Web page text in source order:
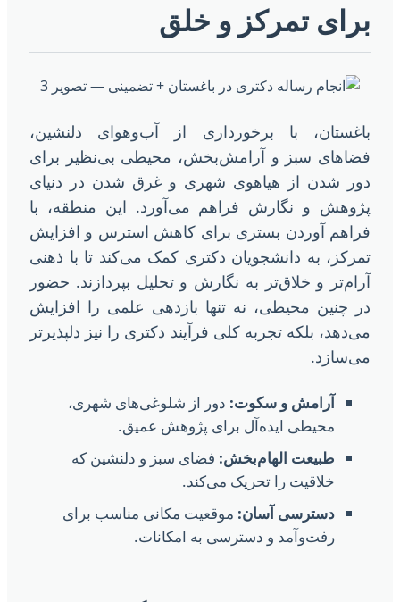
تمرکز و خلق
با برخورداری از آب‌وهوای دلنشین،
سبز و آرامش‌بخش، محیطی بی‌نظیر برای
شدن از هیاهوی شهری و غرق شدن در دنیای
و نگارش فراهم می‌آورد. این منطقه، با
آوردن بستری برای کاهش استرس و افزایش
به دانشجویان دکتری کمک می‌کند تا با ذهنی
و خلاق‌تر به نگارش و تحلیل بپردازند. حضور
چنین محیطی، نه تنها بازدهی علمی را افزایش
بلکه تجربه کلی فرآیند دکتری را نیز دلپذیرتر
آرامش و سکوت:دور از شلوغی‌های شهری،
محیطی ایده‌آل برای پژوهش عمیق.
طبیعت الهام‌بخش:فضای سبز و دلنشین که
خلاقیت را تحریک می‌کند.
دسترسی آسان:موقعیت مکانی مناسب برای
رفت‌وآمد و دسترسی به امکانات.